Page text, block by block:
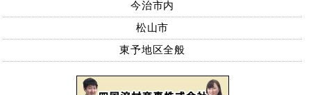
今治市内
松山市
東予地区全般